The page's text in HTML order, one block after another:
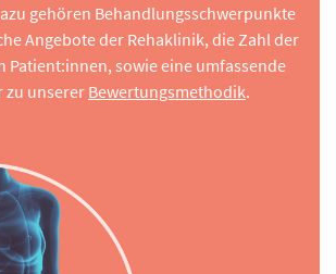
gehören Behandlungsschwerpunkte
Angebote der Rehaklinik, die Zahl der
Patient:innen, sowie eine umfassende
zu unserer Bewertungsmethodik.